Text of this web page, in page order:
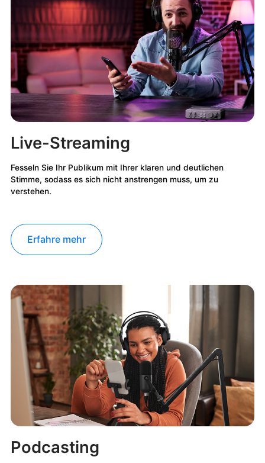
Live-Streaming
Fesseln Sie Ihr Publikum mit Ihrer klaren und deutlichen
Stimme, sodass es sich nicht anstrengen muss, um zu
verstehen.
Erfahre mehr
Podcasting